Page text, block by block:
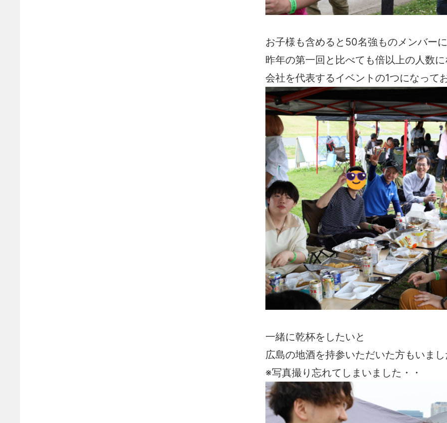
お子様も含めると50名強ものメンバー
昨年の第一回と比べても倍以上の人数
会社を代表するイベントの1つになって
一緒に乾杯をしたいと
広島の地酒を持参いただいた方もいま
※写真撮り忘れてしまいました・・